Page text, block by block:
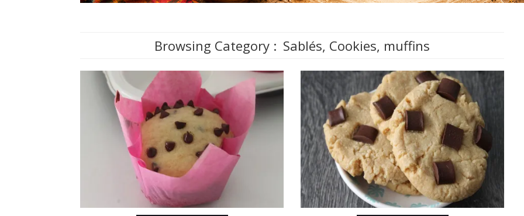
Browsing Category : Sablés, Cookies, muffins